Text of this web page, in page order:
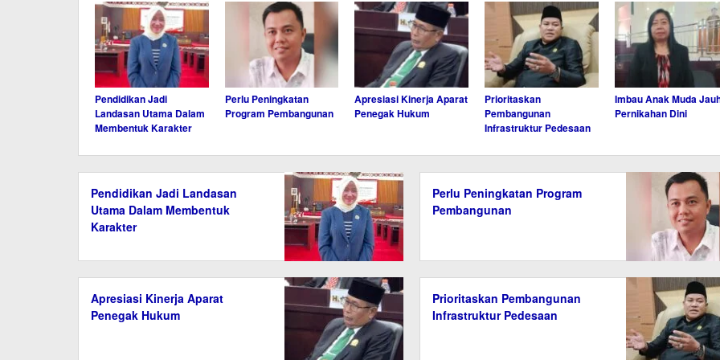
Pendidikan Jadi
Landasan Utama Dalam
Membentuk Karakter
Perlu Peningkatan
Program Pembangunan
Apresiasi Kinerja Aparat
Penegak Hukum
Prioritaskan
Pembangunan
Infrastruktur Pedesaan
Imbau Anak Muda
Pernikahan Dini
Pendidikan Jadi Landasan
Utama Dalam Membentuk
Karakter
Perlu Peningkatan Program
Pembangunan
Apresiasi Kinerja Aparat
Penegak Hukum
Prioritaskan Pembangunan
Infrastruktur Pedesaan